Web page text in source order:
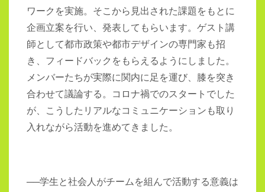
ワークを実施。そこから見出された課題をもとに
企画立案を行い、発表してもらいます。ゲスト講
師として都市政策や都市デザインの専門家も招
き、フィードバックをもらえるようにしました。
メンバーたちが実際に関内に足を運び、膝を突き
合わせて議論する。コロナ禍でのスタートでした
が、こうしたリアルなコミュニケーションも取り
入れながら活動を進めてきました。
──学生と社会人がチームを組んで活動する意義は